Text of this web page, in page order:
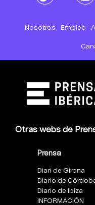
Nosotros Empleo
Otras webs de
Prensa
Diari de Girona
Diario de
Diario de Ibiza
INFORMACIÓN